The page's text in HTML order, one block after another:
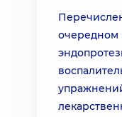
очередном